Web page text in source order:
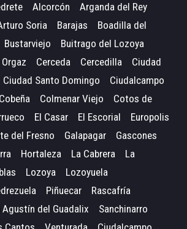
Alcorcón
Arganda del Rey
Soria Barajas
Boadilla del
Bustarviejo
Buitrago del Lozoya
Cerceda Cercedilla
Ciudad
Ciudad Santo Domingo
Ciudalcampo
Cobeña Colmenar Viejo
Cotos de
El Casar El Escorial
Europolis
del Fresno Galapagar
Gascones
Hortaleza La Cabrera
La
Lozoya
Lozoyuela
Piñuecar
Rascafría
Agustín del Guadalix
Sanchinarro